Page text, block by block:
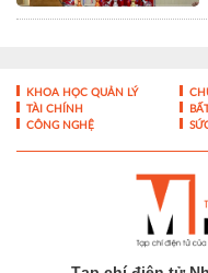
KHOA HỌC QUẢN LÝ
TÀI CHÍNH
CÔNG NGHỆ